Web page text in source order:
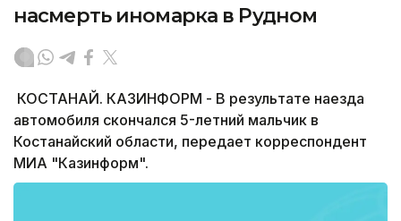
насмерть иномарка в Рудном
КОСТАНАЙ. КАЗИНФОРМ - В результате наезда
автомобиля скончался 5-летний мальчик в
Костанайский области, передает корреспондент
МИА "Казинформ".